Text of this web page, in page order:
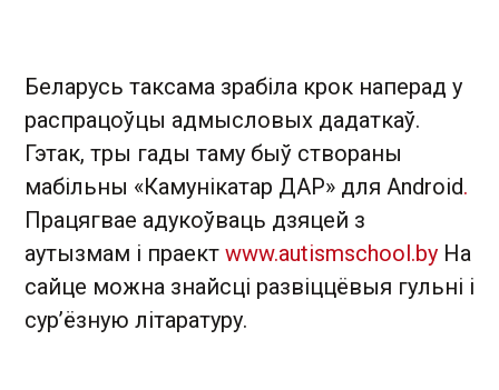
Беларусь таксама зрабіла крок наперад у
распрацоўцы адмысловых дадаткаў.
Гэтак, тры гады таму быў створаны
мабільны «Камунікатар ДАР» для Android.
Працягвае адукоўваць дзяцей з
аутызмам і праект www.autismschool.by На
сайце можна знайсці развіццёвыя гульні і
сур’ёзную літаратуру.